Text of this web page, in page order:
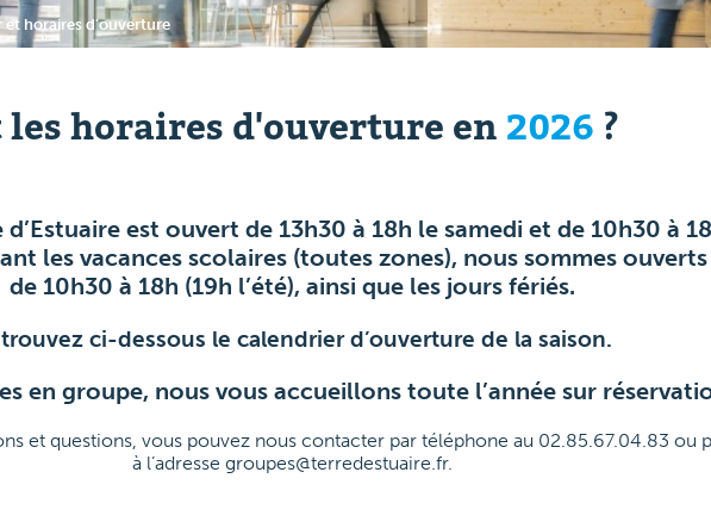
et horaires d’ouverture
les horaires d'ouverture en 2026 ?
d’Estuaire est ouvert de 13h30 à 18h le samedi et de 10h30 à
les vacances scolaires (toutes zones), nous sommes
de 10h30 à 18h (19h l’été), ainsi que les jours fériés.
ci-dessous le calendrier d’ouverture de la saison.
en groupe, nous vous accueillons toute l’année sur
et questions, vous pouvez nous contacter par téléphone au 02.85.67.04.83 ou
à l’adresse groupes@terredestuaire.fr.